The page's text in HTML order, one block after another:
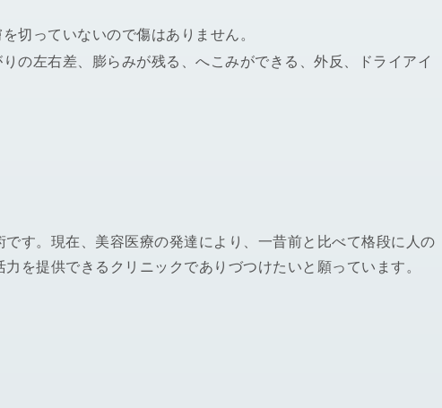
切っていないので傷はありません。
の左右差、膨らみが残る、へこみができる、外反、ドライアイ
す。現在、美容医療の発達により、一昔前と比べて格段に人の
を提供できるクリニックでありづつけたいと願っています。